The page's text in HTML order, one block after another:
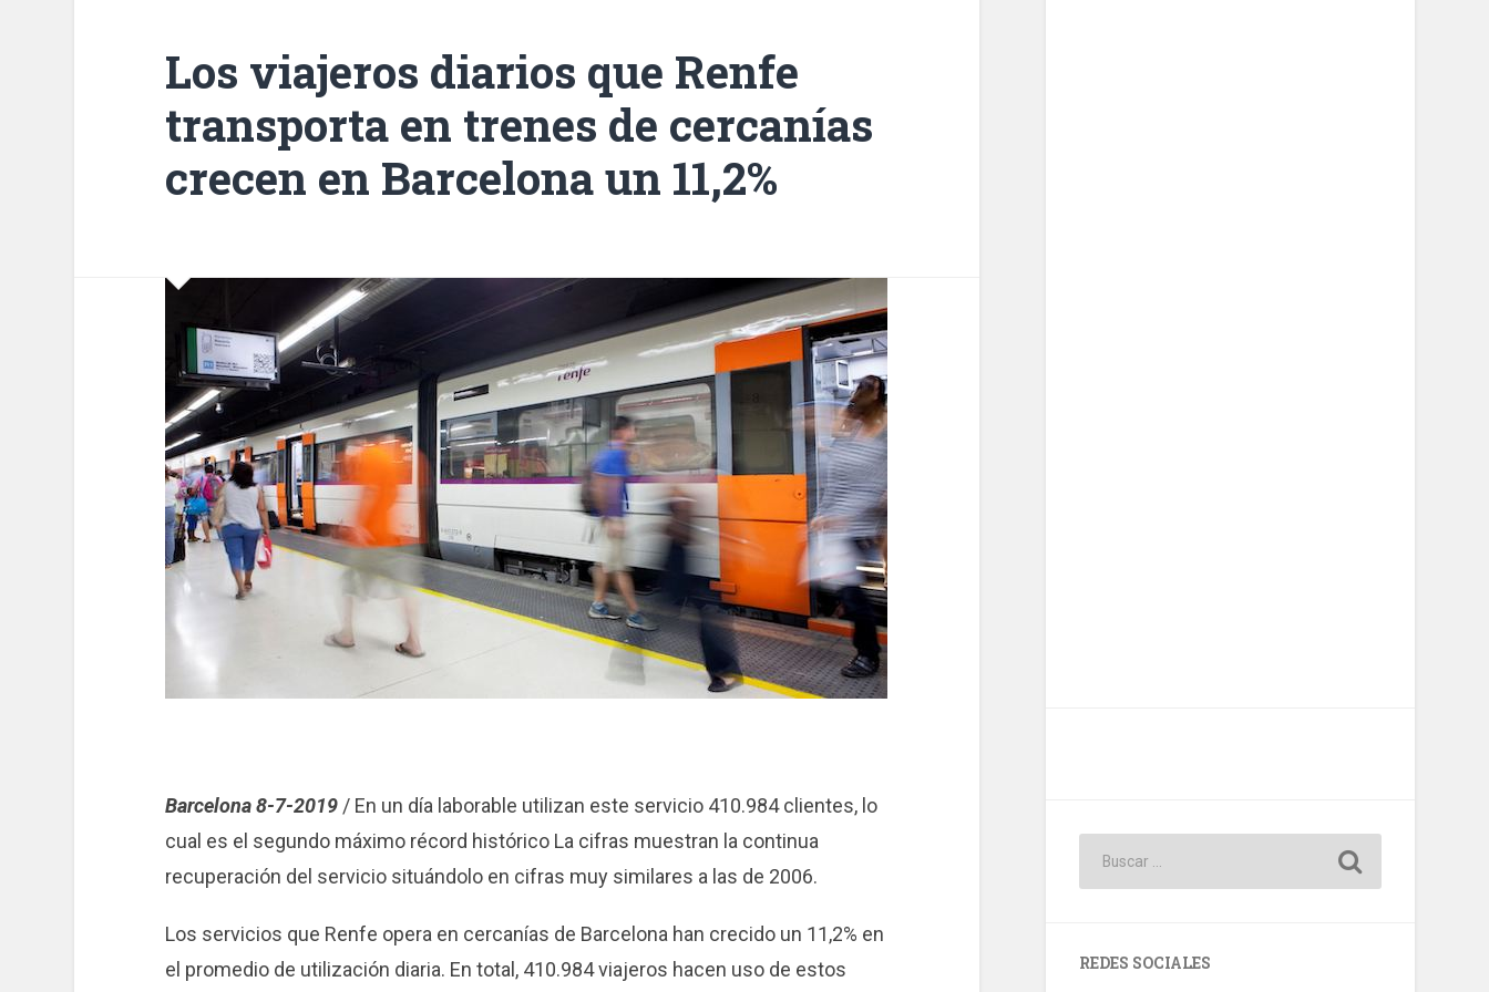
Los viajeros diarios que Renfe
transporta en trenes de cercanías
crecen en Barcelona un 11,2%
Barcelona 8-7-2019/ En un día laborable utilizan este servicio 410.984 clientes, lo
cual es el segundo máximo récord histórico La cifras muestran la continua
recuperación del servicio situándolo en cifras muy similares a las de 2006.
Los servicios que Renfe opera en cercanías de Barcelona han crecido un 11,2% en
el promedio de utilización diaria. En total, 410.984 viajeros hacen uso de estos
REDES SOCIALES